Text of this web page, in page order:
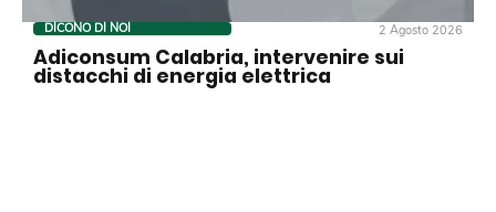
DICONO DI NOI 2 Agosto 2026
Adiconsum Calabria, intervenire sui
distacchi di energia elettrica